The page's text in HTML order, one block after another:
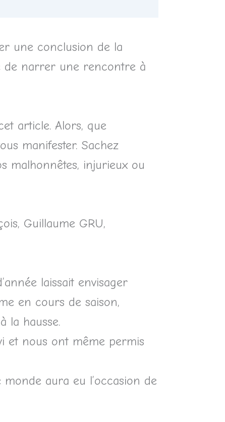
une conclusion de la
de narrer une rencontre à
article. Alors, que
manifester. Sachez
malhonnêtes, injurieux ou
Guillaume GRU,
laissait envisager
en cours de saison,
la hausse.
et nous ont même permis
aura eu l’occasion de